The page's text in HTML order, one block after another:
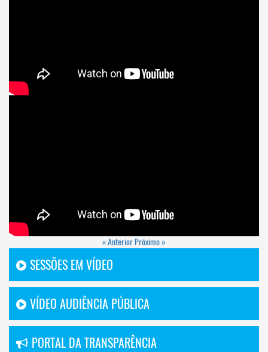
« Anterior Próximo »
SESSÕES EM VÍDEO
VÍDEO AUDIÊNCIA PÚBLICA
PORTAL DA TRANSPARÊNCIA